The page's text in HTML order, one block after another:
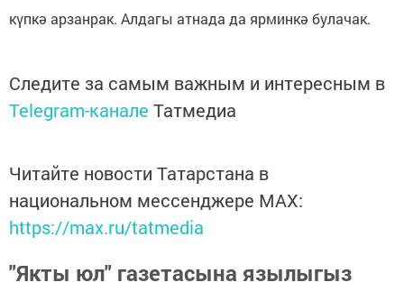
күпкә арзанрак. Алдагы атнада да ярминкә булачак.
Следите за самым важным и интересным в
Telegram-канале Татмедиа
Читайте новости Татарстана в
национальном мессенджере MАХ:
https://max.ru/tatmedia
"Якты юл" газетасына язылыгыз